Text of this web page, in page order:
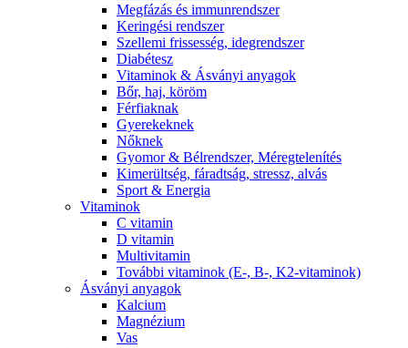
Megfázás és immunrendszer
Keringési rendszer
Szellemi frissesség, idegrendszer
Diabétesz
Vitaminok & Ásványi anyagok
Bőr, haj, köröm
Férfiaknak
Gyerekeknek
Nőknek
Gyomor & Bélrendszer, Méregtelenítés
Kimerültség, fáradtság, stressz, alvás
Sport & Energia
Vitaminok
C vitamin
D vitamin
Multivitamin
További vitaminok (E-, B-, K2-vitaminok)
Ásványi anyagok
Kalcium
Magnézium
Vas